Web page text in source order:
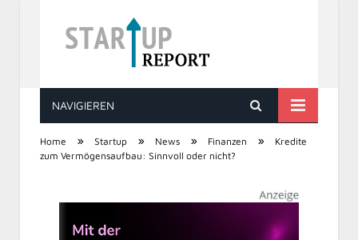
STARTUP REPORT
NAVIGIEREN
Home » Startup » News » Finanzen »
Kredite
zum Vermögensaufbau: Sinnvoll oder nicht?